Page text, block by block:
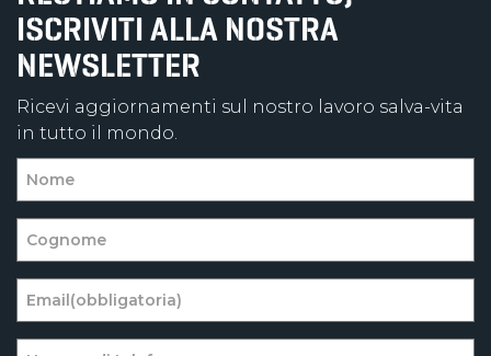
ISCRIVITI ALLA NOSTRA
NEWSLETTER
Ricevi aggiornamenti sul nostro lavoro salva-vita
in tutto il mondo.